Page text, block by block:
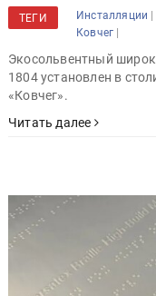
ТЕГИ Инсталляции |
Ковчег |
Экосольвентный
1804 установлен в
«Ковчег».
Читать далее